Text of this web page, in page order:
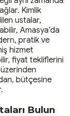
Kimlik
ustalar,
Amasya’da
pratik ve
hizmet
fiyat tekliflerini
bütçesine
Bulun